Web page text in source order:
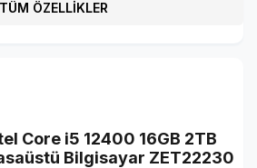
TÜM ÖZELLİKLER
Core i5 12400 16GB 2TB
Bilgisayar ZET22230